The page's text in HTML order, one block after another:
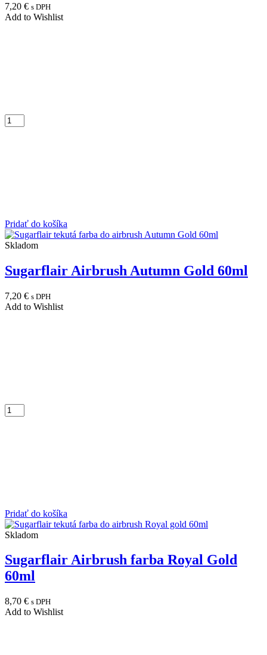
7,20 € s DPH
Add to Wishlist
Pridať do košíka
Skladom
Sugarflair Airbrush Autumn Gold 60ml
7,20 € s DPH
Add to Wishlist
Pridať do košíka
Skladom
Sugarflair Airbrush farba Royal Gold
60ml
8,70 € s DPH
Add to Wishlist